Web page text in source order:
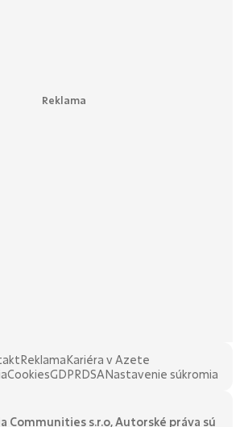
ReklamaKariéra v Azete
CookiesGDPRDSANastavenie súkromia
Communities s.r.o, Autorské práva sú